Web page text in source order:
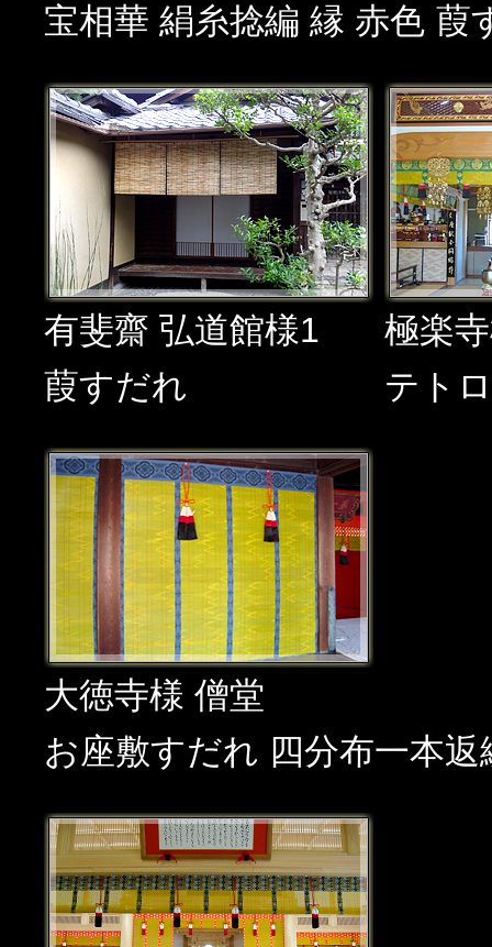
宝相華 絹糸捻編 縁 赤色 葭
有斐齋 弘道館様1
葭すだれ
極楽
テト
大徳寺様 僧堂
お座敷すだれ 四分布一本返